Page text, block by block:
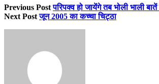
Previous Post परिपक्व हो जायेंगे तब भोली भाली
Next Post जून 2005 का कच्चा चिट्ठा